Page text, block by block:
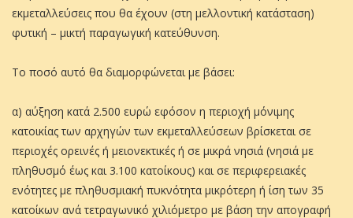
εκµεταλλεύσεις που θα έχουν (στη µελλοντική κατάσταση)
φυτική – µικτή παραγωγική κατεύθυνση.
Το ποσό αυτό θα διαµορφώνεται με βάσει:
α) αύξηση κατά 2.500 ευρώ εφόσον η περιοχή µόνιµης
κατοικίας των αρχηγών των εκµεταλλεύσεων βρίσκεται σε
περιοχές ορεινές ή µειονεκτικές ή σε µικρά νησιά (νησιά µε
πληθυσµό έως και 3.100 κατοίκους) και σε περιφερειακές
ενότητες µε πληθυσµιακή πυκνότητα µικρότερη ή ίση των 35
κατοίκων ανά τετραγωνικό χιλιόµετρο µε βάση την απογραφή